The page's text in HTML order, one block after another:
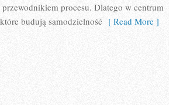
procesu. Dlatego w centrum
budują samodzielność [ Read More ]